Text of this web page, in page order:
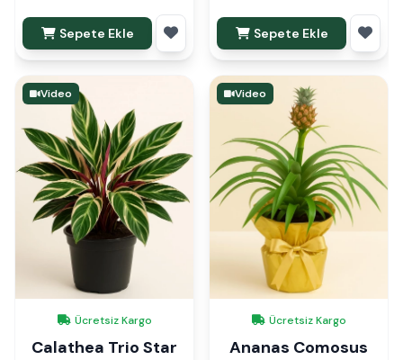
Sepete Ekle Sepete Ekle
Video
Ücretsiz Kargo
Calathea Trio Star
Video
Ücretsiz Kargo
Ananas Comosus